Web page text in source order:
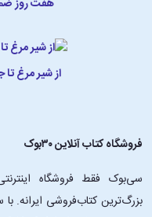
هفت روز
از شیر مرغ
فروشگاه کتاب آنلاین ۳۰بوک
سی‌بوک فقط فروشگاه
بزرگ‌ترین کتاب‌فروشی ایرانه.